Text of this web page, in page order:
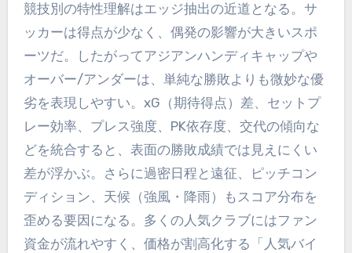
競技別の特性理解はエッジ抽出の近道となる。サ
ッカーは得点が少なく、偶発の影響が大きいスポ
ーツだ。したがってアジアンハンディキャップや
オーバー/アンダーは、単純な勝敗よりも微妙な優
劣を表現しやすい。xG（期待得点）差、セットプ
レー効率、プレス強度、PK依存度、交代の傾向な
どを統合すると、表面の勝敗成績では見えにくい
差が浮かぶ。さらに過密日程と遠征、ピッチコン
ディション、天候（強風・降雨）もスコア分布を
歪める要因になる。多くの人気クラブにはファン
資金が流れやすく、価格が割高化する「人気バイ